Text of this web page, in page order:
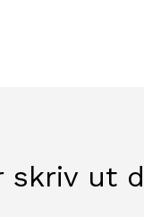
skriv ut